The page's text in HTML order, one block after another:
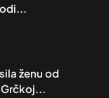
ženu od